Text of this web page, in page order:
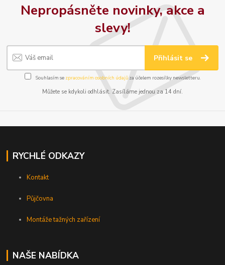
Nepropásněte novinky, akce a
slevy!
Přihlásit se
Souhlasím se zpracováním osobních údajůza účelem rozesílky newsletteru.
Můžete se kdykoli odhlásit. Zasíláme jednou za 14 dní.
RYCHLÉ ODKAZY
Kontakt
Půjčovna
Montáže tažných zařízení
NAŠE NABÍDKA